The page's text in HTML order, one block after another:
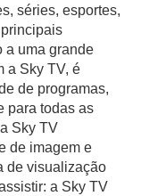
séries, esportes,
a uma grande
a Sky TV, é
de programas,
para todas as
Sky TV
de imagem e
de visualização
a Sky TV